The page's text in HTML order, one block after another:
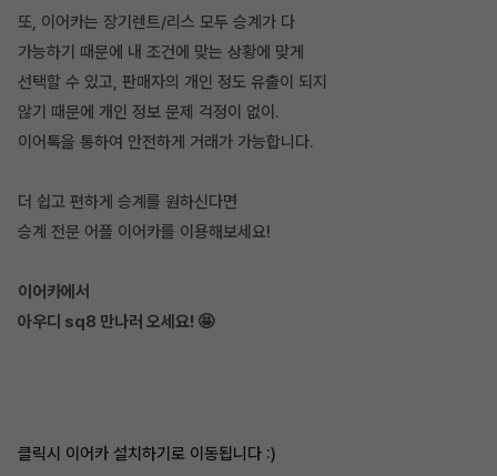
또, 이어카는 장기렌트/리스 모두 승계가 다
가능하기 때문에 내 조건에 맞는 상황에 맞게
선택할 수 있고, 판매자의 개인 정도 유출이 되지
않기 때문에 개인 정보 문제 걱정이 없이.
이어톡을 통하여 안전하게 거래가 가능합니다.
더 쉽고 편하게 승계를 원하신다면
승계 전문 어플 이어카를 이용해보세요!
이어카에서
아우디 sq8 만나러 오세요! 🤩
클릭시 이어카 설치하기로 이동됩니다 :)